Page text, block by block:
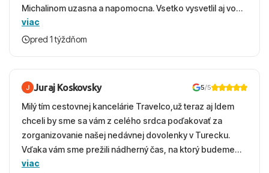
Michalinom uzasna a napomocna. Vsetko vysvetlil aj vo
vecernych hodinach zaco sa ospravedlnujem. Hotel
krasny, cisty. Sluzby top. Strava, prostredie, more,
viac
pred 1 týždňom
Juraj Koskovsky 5/5
Milý tím cestovnej kancelárie Travelco,už teraz aj Idem
chceli by sme sa vám z celého srdca poďakovať za
zorganizovanie našej nedávnej dovolenky v Turecku.
Vďaka vám sme prežili nádherný čas, na ktorý budeme
ešte dlho s úsmevom spomínať. ​Všetko prebehlo
viac